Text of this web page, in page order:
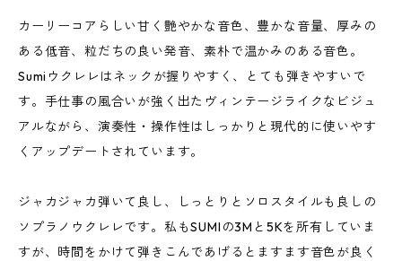
カーリーコアらしい甘く艶やかな音色、豊かな音量、厚みの
ある低音、粒だちの良い発音、素朴で温かみのある音色。
Sumiウクレレはネックが握りやすく、とても弾きやすいで
す。手仕事の風合いが強く出たヴィンテージライクなビジュ
アルながら、演奏性・操作性はしっかりと現代的に使いやす
くアップデートされています。
ジャカジャカ弾いて良し、しっとりとソロスタイルも良しの
ソプラノウクレレです。私もSUMIの3Mと5Kを所有していま
すが、時間をかけて弾きこんであげるとますます音色が良く